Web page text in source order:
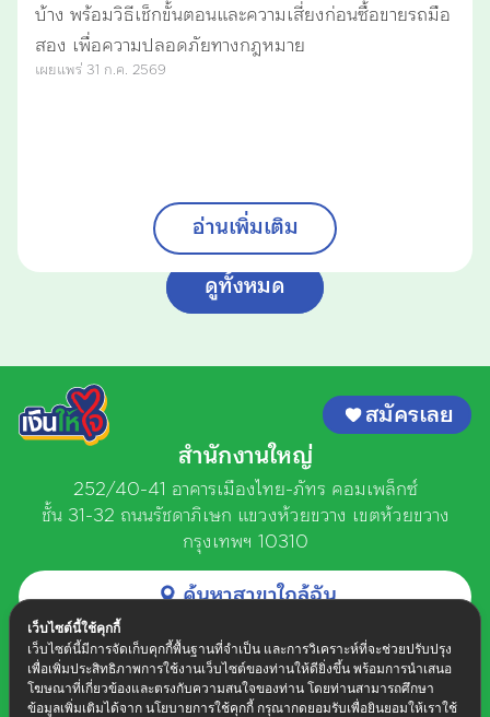
บ้าง พร้อมวิธีเช็กขั้นตอนและความเสี่ยงก่อนซื้อขายรถมือ
สอง เพื่อความปลอดภัยทางกฎหมาย
เผยแพร่ 31 ก.ค. 2569
อ่านเพิ่มเติม
ดูทั้งหมด
สมัครเลย
สำนักงานใหญ่
252/40-41 อาคารเมืองไทย-ภัทร คอมเพล็กซ์
ชั้น 31-32 ถนนรัชดาภิเษก แขวงห้วยขวาง เขตห้วยขวาง
กรุงเทพฯ 10310
ค้นหาสาขาใกล้ฉัน
ติดต่อเงินให้ใจ
วันจันทร์ - วันเสาร์ เวลา 8.30 น. - 17.30 น.
02 078 8899
เว็บไซต์นี้ใช้คุกกี้
เว็บไซต์นี้มีการจัดเก็บคุกกี้พื้นฐานที่จำเป็น และการวิเคราะห์ที่จะช่วยปรับปรุง
เพื่อเพิ่มประสิทธิภาพการใช้งานเว็บไซต์ของท่านให้ดียิ่งขึ้น พร้อมการนำเสนอ
โฆษณาที่เกี่ยวข้องและตรงกับความสนใจของท่าน โดยท่านสามารถศึกษา
ข้อมูลเพิ่มเติมได้จาก นโยบายการใช้คุกกี้ กรุณากดยอมรับเพื่อยินยอมให้เราใช้